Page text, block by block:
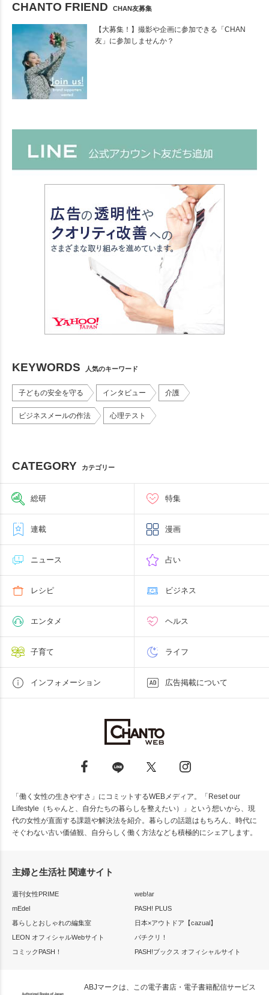
CHANTO FRIEND CHAN友募集
【大募集！】撮影や企画に参加できる「CHAN
友」に参加しませんか？
KEYWORDS 人気のキーワード
子どもの安全を守る インタビュー 介護
ビジネスメールの作法 心理テスト
CATEGORY カテゴリー
総研 特集
連載 漫画
ニュース 占い
レシピ ビジネス
エンタメ ヘルス
子育て ライフ
インフォメーション 広告掲載について
「働く女性の生きやすさ」にコミットするWEBメディア。「Reset our
Lifestyle（ちゃんと、自分たちの暮らしを整えたい）」という想いから、現
代の女性が直面する課題や解決法を紹介。暮らしの話題はもちろん、時代に
そぐわない古い価値観、自分らしく働く方法なども積極的にシェアします。
主婦と生活社 関連サイト
週刊女性PRIME
web!ar
mEdel
PASH! PLUS
暮らしとおしゃれの編集室
日本×アウトドア【cazual】
LEON オフィシャルWebサイト
パチクリ！
コミックPASH！
PASH!ブックス オフィシャルサイト
ABJマークは、この電子書店・電子書籍配信サービス